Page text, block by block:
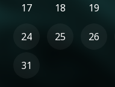
17 18 19
24 25 26
31